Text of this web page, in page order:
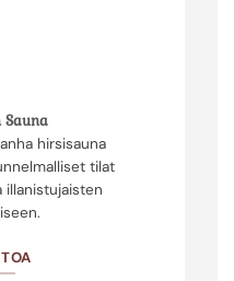
Sauna
hirsisauna
tilat
illanistujaisten